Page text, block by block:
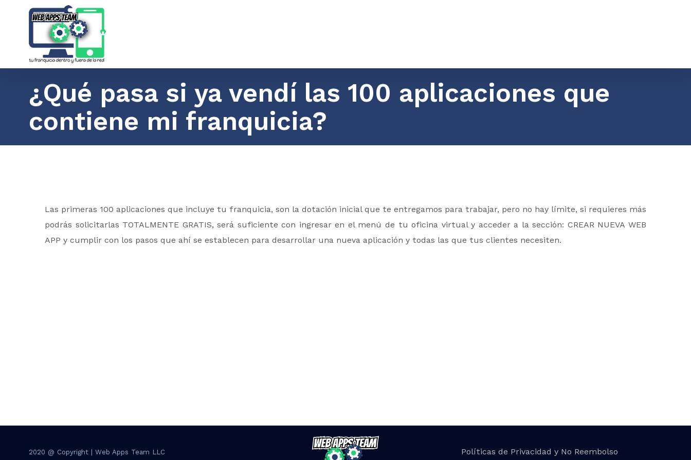
¿Qué pasa si ya vendí las 100 aplicaciones que
contiene mi franquicia?
Las primeras 100 aplicaciones que incluye tu franquicia, son la dotación inicial que te entregamos para trabajar, pero no hay límite, si requieres más
podrás solicitarlas TOTALMENTE GRATIS, será suficiente con ingresar en el menú de tu oficina virtual y acceder a la sección: CREAR NUEVA WEB
APP y cumplir con los pasos que ahí se establecen para desarrollar una nueva aplicación y todas las que tus clientes necesiten.
2020 @ Copyright | Web Apps Team LLC Políticas de Privacidad y No Reembolso